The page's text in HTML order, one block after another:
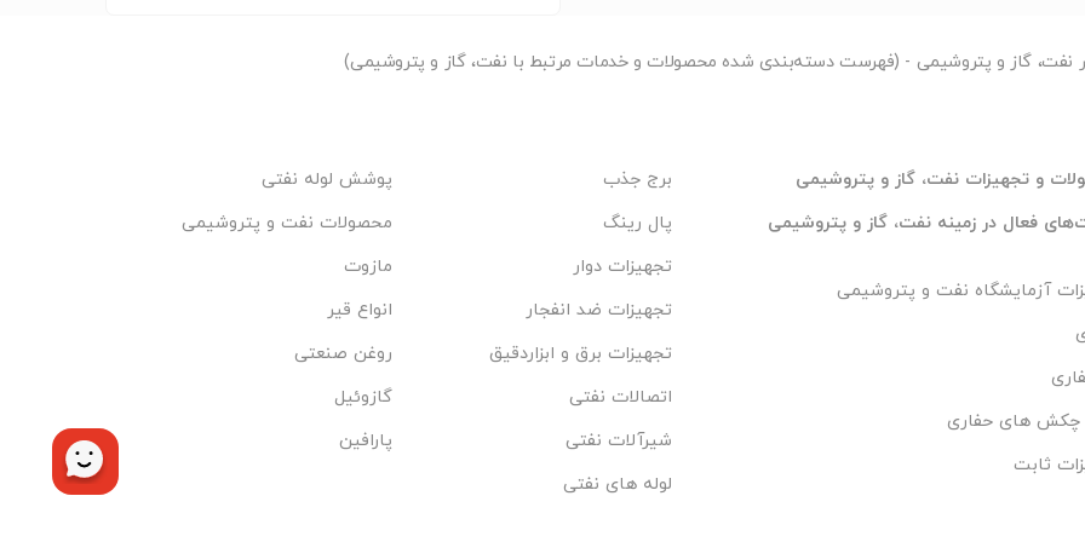
گسکت اسپیرال وند, اسپیرال فیتینگ, گسکت-اسپیرال , اسپیرال-
, گسکت-نان-آزبست , فروشنده-گسکت-نفت-گاز, واشر فنری, واشر
قیمت واشر کلینگریت, قیمت واشر گرافیت خالص, فروش واشر گرافیت خالص,
فروش واشر کلینگریت, فروش واشر نسوز, فروش واشر فیبری, فروش واشر لاستیکی, فروش واشر PTFE, خرید واشر گرافیت
خالص, خرید واشر کلینگریت, خرید واشر نسوز, خرید واشر فیبری, خرید واشر لاستیکی, خرید واشر PTFE, خرید ورق کلینگریت,
ورق
​#پیچ استیل , فروشنده پیچ مهره , پیچ خشکه , پیچ 8.8 , پیچ 10.9 , مهره 2H, پیچ و مهره, پیچ و مهرهای, پیچ و مهره ای, پیچ
و پیچ و مهره, پیچ و مهره استیل, تولید پیچ و مهره, پیچ و مهره استیل, پیچ و مهره
استیل, استادبولت, استاد بولت, پخش استادبولت, فروش
استادبولت, لیست قیمت استادبولت, فروش-استادبولت استیل, استاد بولت B7, استاد, واردات استاد بولت, اسپیرال فیتینگ,
نفت، گاز و پتروشیمی - (فهرست دسته‌بندی شده محصولات و خدمات مرتبط با نفت، گاز و پتروشیمی)
و تجهیزات نفت، گاز و پتروشیمی
فعال در زمینه نفت، گاز و پتروشیمی
آزمایشگاه نفت و پتروشیمی
چکش های حفاری
ثابت
برج جذب
پال رینگ
تجهیزات دوار
تجهیزات ضد انفجار
تجهیزات برق و ابزاردقیق
اتصالات نفتی
شیرآلات نفتی
لوله های نفتی
پوشش لوله نفتی
محصولات نفت و پتروشیمی
مازوت
انواع قیر
روغن صنعتی
گازوئیل
پارافین